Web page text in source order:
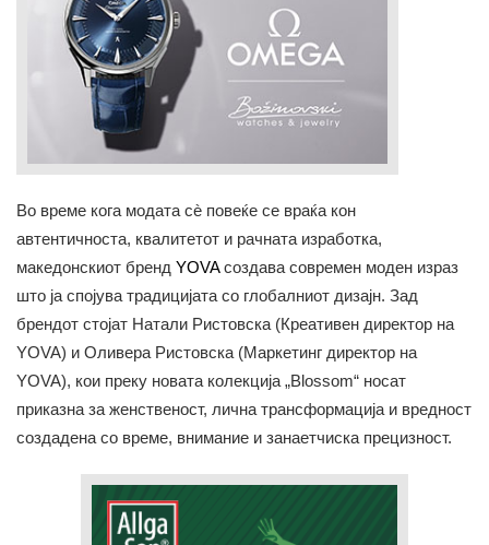
Во време кога модата сè повеќе се враќа кон
автентичноста, квалитетот и рачната изработка,
македонскиот бренд YOVAсоздава современ моден израз
што ја спојува традицијата со глобалниот дизајн. Зад
брендот стојат Натали Ристовска (Креативен директор на
YOVA) и Оливера Ристовска (Маркетинг директор на
YOVA), кои преку новата колекција „Blossom“ носат
приказна за женственост, лична трансформација и вредност
создадена со време, внимание и занаетчиска прецизност.